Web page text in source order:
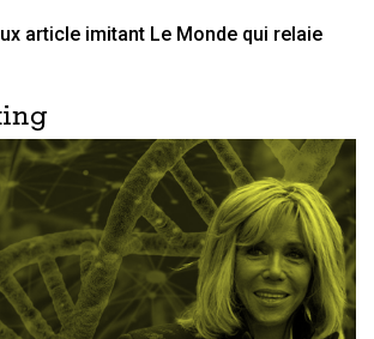
article imitant Le Monde qui relaie